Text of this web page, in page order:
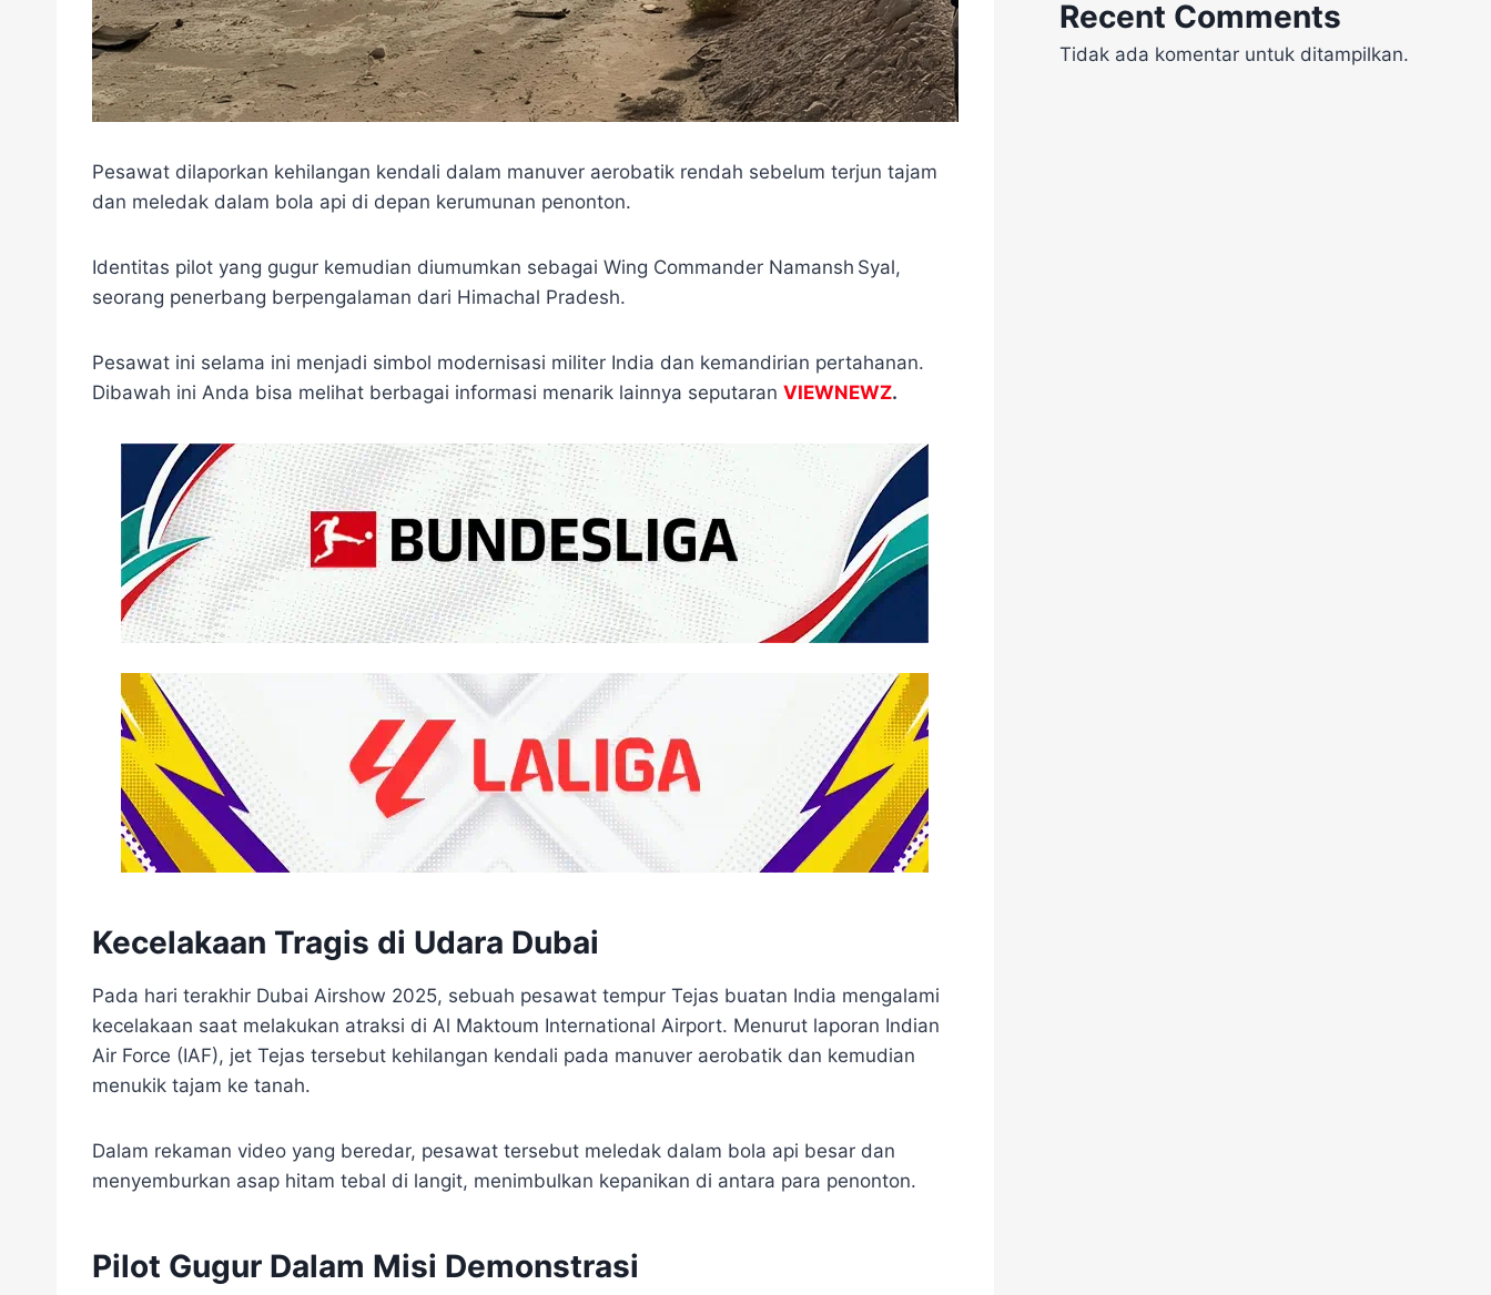
Pesawat dilaporkan kehilangan kendali dalam manuver aerobatik rendah sebelum terjun tajam
dan meledak dalam bola api di depan kerumunan penonton.
Identitas pilot yang gugur kemudian diumumkan sebagai Wing Commander Namansh Syal,
seorang penerbang berpengalaman dari Himachal Pradesh.
Pesawat ini selama ini menjadi simbol modernisasi militer India dan kemandirian pertahanan.
Dibawah ini Anda bisa melihat berbagai informasi menarik lainnya seputaran VIEWNEWZ.
Kecelakaan Tragis di Udara Dubai
Pada hari terakhir Dubai Airshow 2025, sebuah pesawat tempur Tejas buatan India mengalami
kecelakaan saat melakukan atraksi di Al Maktoum International Airport. Menurut laporan Indian
Air Force (IAF), jet Tejas tersebut kehilangan kendali pada manuver aerobatik dan kemudian
menukik tajam ke tanah.
Dalam rekaman video yang beredar, pesawat tersebut meledak dalam bola api besar dan
menyemburkan asap hitam tebal di langit, menimbulkan kepanikan di antara para penonton.
Pilot Gugur Dalam Misi Demonstrasi
Recent Comments
Tidak ada komentar untuk ditampilkan.